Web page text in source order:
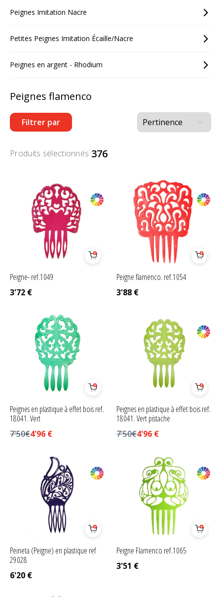
Peignes Imitation Nacre
Petites Peignes Imitation Écaille/Nacre
Peignes en argent - Rhodium
Peignes flamenco
Filtrer par
Produits sélectionnés 376
Peigne- ref.1049
3'72 €
Peigne flamenco. ref.1054
3'88 €
Peignes en plastique à effet bois ref.
18041. Vert
7'50€4'96 €
Peignes en plastique à effet bois ref.
18041. Vert pistache
7'50€4'96 €
Peineta (Peigne) en plastique ref
29028
6'20 €
Peigne Flamenco ref.1065
3'51 €